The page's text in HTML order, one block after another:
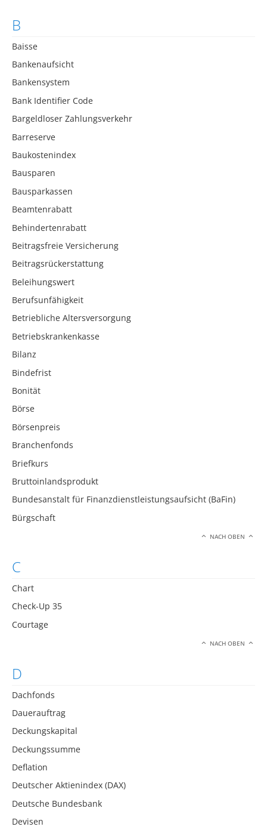
B
Baisse
Bankenaufsicht
Bankensystem
Bank Identifier Code
Bargeldloser Zahlungsverkehr
Barreserve
Baukostenindex
Bausparen
Bausparkassen
Beamtenrabatt
Behindertenrabatt
Beitragsfreie Versicherung
Beitragsrückerstattung
Beleihungswert
Berufsunfähigkeit
Betriebliche Altersversorgung
Betriebskrankenkasse
Bilanz
Bindefrist
Bonität
Börse
Börsenpreis
Branchenfonds
Briefkurs
Bruttoinlandsprodukt
Bundesanstalt für Finanzdienstleistungsaufsicht (BaFin)
Bürgschaft
NACH OBEN
C
Chart
Check-Up 35
Courtage
NACH OBEN
D
Dachfonds
Dauerauftrag
Deckungskapital
Deckungssumme
Deflation
Deutscher Aktienindex (DAX)
Deutsche Bundesbank
Devisen